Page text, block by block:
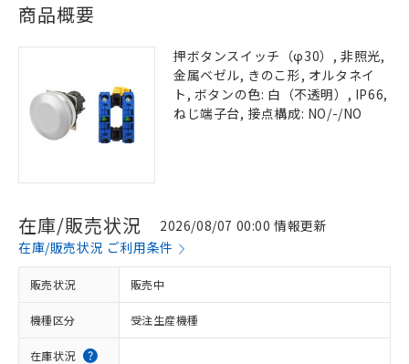
商品概要
押ボタンスイッチ（φ30）, 非照光,
金属ベゼル, きのこ形, オルタネイ
ト, ボタンの色: 白（不透明）, IP66,
ねじ端子台, 接点構成: NO/-/NO
在庫/販売状況
2026/08/07 00:00 情報更新
在庫/販売状況 ご利用条件
販売状況 販売中
機種区分 受注生産機種
在庫状況